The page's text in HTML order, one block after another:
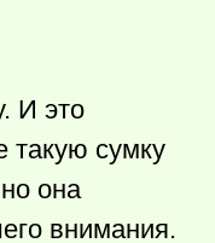
И это
такую сумку
она
внимания.